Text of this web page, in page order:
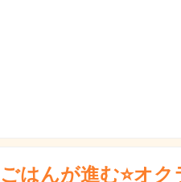
ごはんが進む⭐オ